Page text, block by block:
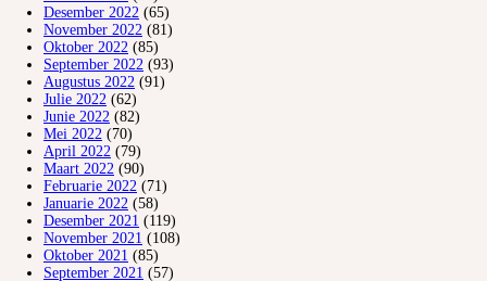
Desember 2022 (65)
November 2022 (81)
Oktober 2022 (85)
September 2022 (93)
Augustus 2022 (91)
Julie 2022 (62)
Junie 2022 (82)
Mei 2022 (70)
April 2022 (79)
Maart 2022 (90)
Februarie 2022 (71)
Januarie 2022 (58)
Desember 2021 (119)
November 2021 (108)
Oktober 2021 (85)
September 2021 (57)